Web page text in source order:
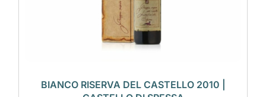
BIANCO RISERVA DEL CASTELLO 2010 |